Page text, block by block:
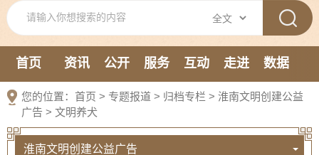
首页 资讯 公开 服务 互动 走进
数据
新媒体
您的位置： 首页 > 专题报道 > 归档专栏 > 淮南文明创建公益
广告 > 文明养犬
淮南文明创建公益广告